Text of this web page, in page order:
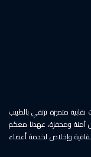
متميزة ترتقي بالطبيب
آمنة ومحفزة، عهدنا معكم
وإخلاص لخدمة أعضاء